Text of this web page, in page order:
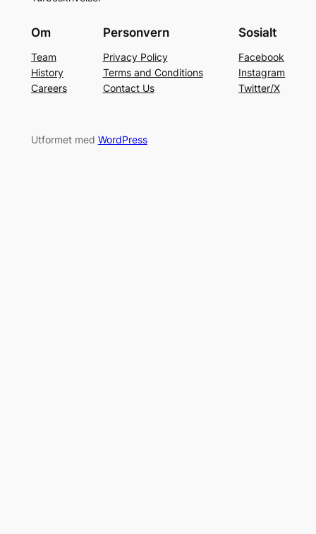
Om
Team
History
Careers
Personvern
Privacy Policy
Terms and Conditions
Contact Us
Sosialt
Facebook
Instagram
Twitter/X
Utformet med WordPress